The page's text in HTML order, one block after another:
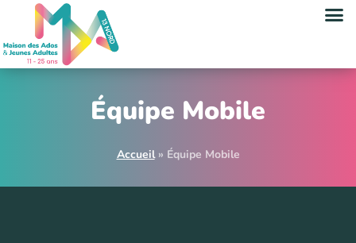
Équipe Mobile
Accueil» Équipe Mobile